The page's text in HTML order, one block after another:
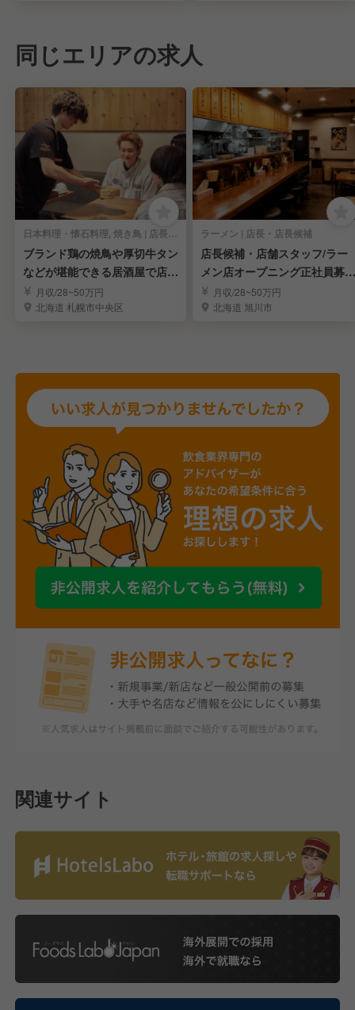
同じエリアの求人
日本料理・懐石料理, 焼き鳥 | 店長・店長候補
ブランド鶏の焼鳥や厚切牛タン
などが堪能できる居酒屋で店
長・店長候補
月収/28~50万円
北海道 札幌市中央区
ラーメン | 店長・店長候補
店長候補・店舗スタッフ/ラー
メン店オープニング正社員募
集！月収/28~50万円
北海道 旭川市
関連サイト